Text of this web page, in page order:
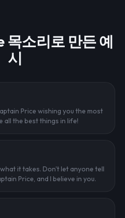
목소리로 만든 예
시
Price wishing you the most
all the best things in life!
it takes. Don't let anyone tell
Price, and I believe in you.